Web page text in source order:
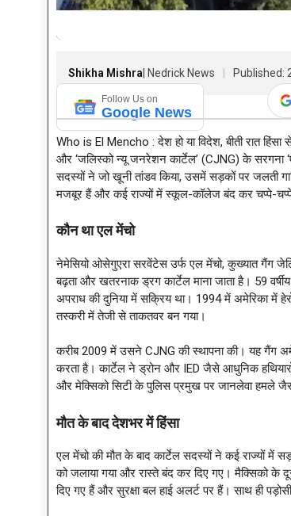
Shikha Mishra | Nedrick News Published:
Follow Us on
Google News
Who is El Mencho : देश हो या विदेश, बीती रात
और ‘जलिस्को न्यू जनरेशन कार्टेल’ (CJNG) के सरगना
सदस्यों ने जो खूनी तांडव किया, उसमें सड़कों पर जलती
मजबूर हैं और कई राज्यों में स्कूल-कॉलेज बंद कर चप्पे-चप्पे
कौन था एल मेंचो
नेमेसियो ओसेगुएरा सरवेंटेस उर्फ एल मेंचो, कुख्यात गैंग
बढ़ता और खतरनाक ड्रग कार्टेल माना जाता है। 59
अपराध की दुनिया में सक्रिय था। 1994 में अमेरिका में
तस्करी में तेजी से ताकतवर बन गया।
करीब 2009 में उसने CJNG की स्थापना की। यह गैंग
करता है। कार्टेल ने ड्रोन और IED जैसे आधुनिक
और मेक्सिको सिटी के पुलिस प्रमुख पर जानलेवा हमले
मौत के बाद देशभर में हिंसा
एल मेंचो की मौत के बाद कार्टेल सदस्यों ने कई राज्यों में
को जलाया गया और रास्ते बंद कर दिए गए। मैक्सिको के
दिए गए हैं और सुरक्षा बल हाई अलर्ट पर हैं। साथ ही